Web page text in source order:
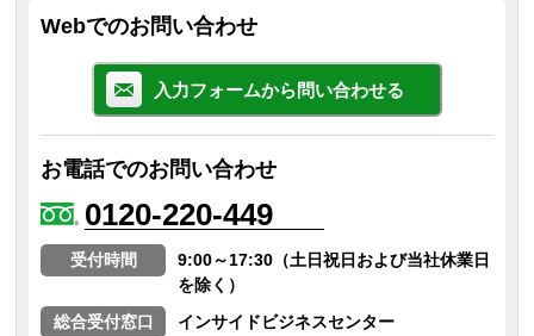
Webでのお問い合わせ
入力フォームから問い合わせる
お電話でのお問い合わせ
0120-220-449
受付時間
9:00～17:30（土日祝日および当社休業日
を除く）
総合受付窓口
インサイドビジネスセンター